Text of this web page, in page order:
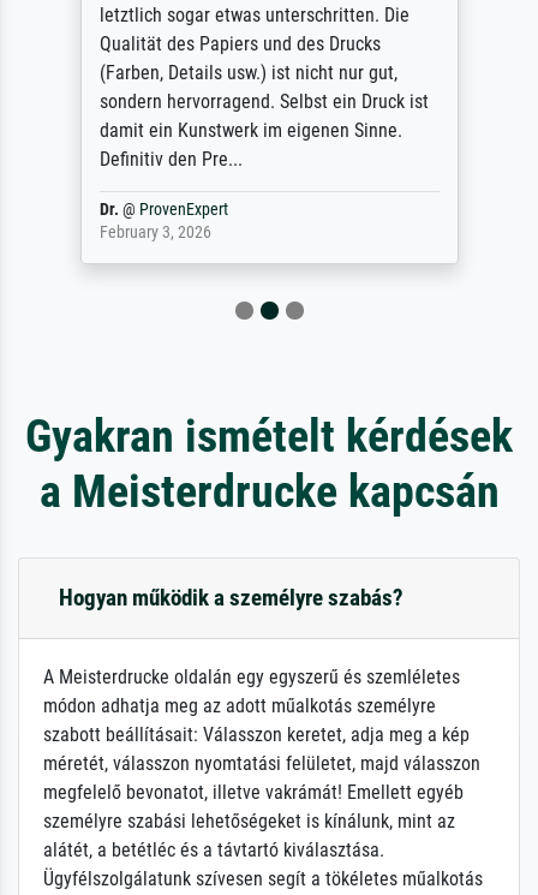
letztlich sogar etwas unterschritten. Die
Qualität des Papiers und des Drucks
(Farben, Details usw.) ist nicht nur gut,
sondern hervorragend. Selbst ein Druck ist
damit ein Kunstwerk im eigenen Sinne.
Definitiv den Pre...
Dr. @ ProvenExpert
February 3, 2026
Gyakran ismételt kérdések
a Meisterdrucke kapcsán
Hogyan működik a személyre szabás?
A Meisterdrucke oldalán egy egyszerű és szemléletes
módon adhatja meg az adott műalkotás személyre
szabott beállításait: Válasszon keretet, adja meg a kép
méretét, válasszon nyomtatási felületet, majd válasszon
megfelelő bevonatot, illetve vakrámát! Emellett egyéb
személyre szabási lehetőségeket is kínálunk, mint az
alátét, a betétléc és a távtartó kiválasztása.
Ügyfélszolgálatunk szívesen segít a tökéletes műalkotás